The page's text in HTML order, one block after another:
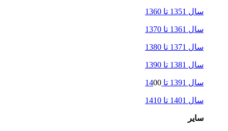
سال 1351 تا 1360
سال 1361 تا 1370
سال 1371 تا 1380
سال 1381 تا 1390
سال 1391 تا 14 00
سال 1401 تا 1410
سایر